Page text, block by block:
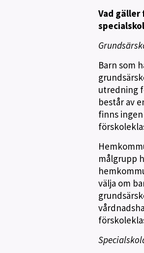
Vad gäller
Barn som
utredning
består av
finns
målgrupp
välja om